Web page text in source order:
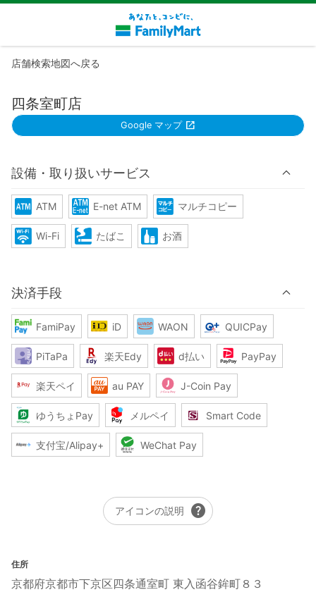
店舗検索地図へ戻る
四条室町店
Google マップ
設備・取り扱いサービス
ATM E-net ATM マルチコピー
Wi-Fi たばこ お酒
決済手段
FamiPay iD WAON QUICPay
PiTaPa 楽天Edy d払い PayPay
楽天ペイ au PAY J-Coin Pay
ゆうちょPay メルペイ Smart Code
支付宝/Alipay+ WeChat Pay
アイコンの説明 help
住所
京都府京都市下京区四条通室町 東入函谷鉾町８３